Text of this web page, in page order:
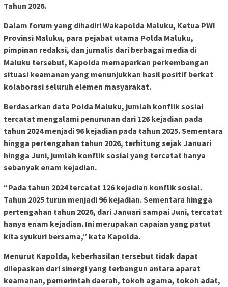
Tahun 2026.
Dalam forum yang dihadiri Wakapolda Maluku, Ketua PWI
Provinsi Maluku, para pejabat utama Polda Maluku,
pimpinan redaksi, dan jurnalis dari berbagai media di
Maluku tersebut, Kapolda memaparkan perkembangan
situasi keamanan yang menunjukkan hasil positif berkat
kolaborasi seluruh elemen masyarakat.
Berdasarkan data Polda Maluku, jumlah konflik sosial
tercatat mengalami penurunan dari 126 kejadian pada
tahun 2024 menjadi 96 kejadian pada tahun 2025. Sementara
hingga pertengahan tahun 2026, terhitung sejak Januari
hingga Juni, jumlah konflik sosial yang tercatat hanya
sebanyak enam kejadian.
“Pada tahun 2024 tercatat 126 kejadian konflik sosial.
Tahun 2025 turun menjadi 96 kejadian. Sementara hingga
pertengahan tahun 2026, dari Januari sampai Juni, tercatat
hanya enam kejadian. Ini merupakan capaian yang patut
kita syukuri bersama,” kata Kapolda.
Menurut Kapolda, keberhasilan tersebut tidak dapat
dilepaskan dari sinergi yang terbangun antara aparat
keamanan, pemerintah daerah, tokoh agama, tokoh adat,